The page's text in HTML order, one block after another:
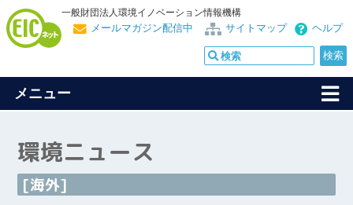
一般財団法人環境イノベーション情報機構
ヘルプ
サイトマップ
メールマガジン配信中
メニュー
環境ニュース
[海外]